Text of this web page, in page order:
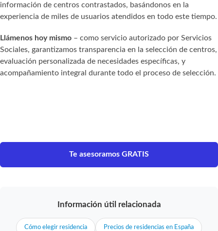
información de centros contrastados, basándonos en la
experiencia de miles de usuarios atendidos en todo este tiempo.
Llámenos hoy mismo – como servicio autorizado por Servicios
Sociales, garantizamos transparencia en la selección de centros,
evaluación personalizada de necesidades específicas, y
acompañamiento integral durante todo el proceso de selección.
Te asesoramos GRATIS
Información útil relacionada
Cómo elegir residencia Precios de residencias en España